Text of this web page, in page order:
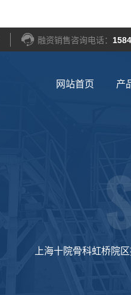
融资销售咨询电话：
网站首页 产
上海十院骨科虹桥院